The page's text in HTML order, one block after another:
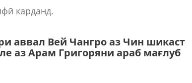
карданд.
аввал Вей Чангро аз Чин шикаст
аз Арам Григоряни араб мағлуб